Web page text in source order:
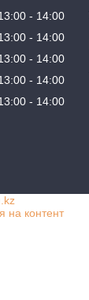
14:00
14:00
14:00
14:00
14:00
на контент